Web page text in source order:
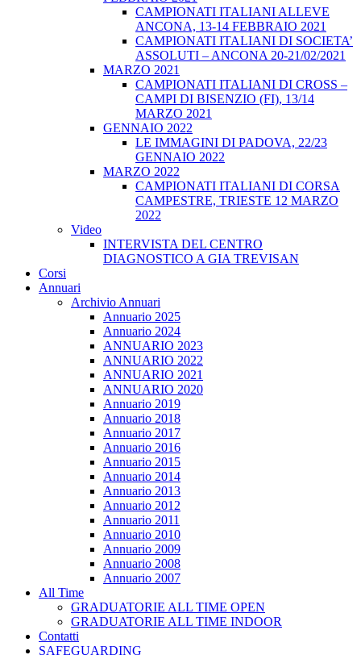
CAMPIONATI ITALIANI ALLEVE
ANCONA, 13-14 FEBBRAIO 2021
CAMPIONATI ITALIANI DI SOCIETA’
ASSOLUTI – ANCONA 20-21/02/2021
MARZO 2021
CAMPIONATI ITALIANI DI CROSS –
CAMPI DI BISENZIO (FI), 13/14
MARZO 2021
GENNAIO 2022
LE IMMAGINI DI PADOVA, 22/23
GENNAIO 2022
MARZO 2022
CAMPIONATI ITALIANI DI CORSA
CAMPESTRE, TRIESTE 12 MARZO
2022
Video
INTERVISTA DEL CENTRO
DIAGNOSTICO A GIA TREVISAN
Corsi
Annuari
Archivio Annuari
Annuario 2025
Annuario 2024
ANNUARIO 2023
ANNUARIO 2022
ANNUARIO 2021
ANNUARIO 2020
Annuario 2019
Annuario 2018
Annuario 2017
Annuario 2016
Annuario 2015
Annuario 2014
Annuario 2013
Annuario 2012
Annuario 2011
Annuario 2010
Annuario 2009
Annuario 2008
Annuario 2007
All Time
GRADUATORIE ALL TIME OPEN
GRADUATORIE ALL TIME INDOOR
Contatti
SAFEGUARDING